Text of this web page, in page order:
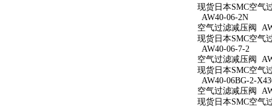
现货日本SMC空气
AW40-06-2N
空气过滤减压阀
现货日本SMC空气
AW40-06-7-2
空气过滤减压阀
现货日本SMC空气
AW40-06BG-2-
空气过滤减压阀
现货日本SMC空气